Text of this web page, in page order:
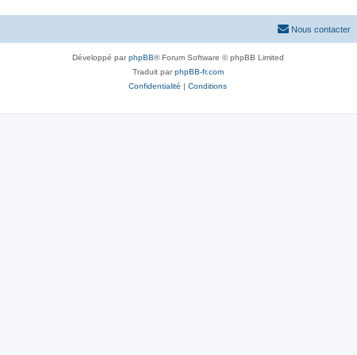
Nous contacter
Développé parphpBB® Forum Software © phpBB Limited
Traduit parphpBB-fr.com
Confidentialité | Conditions